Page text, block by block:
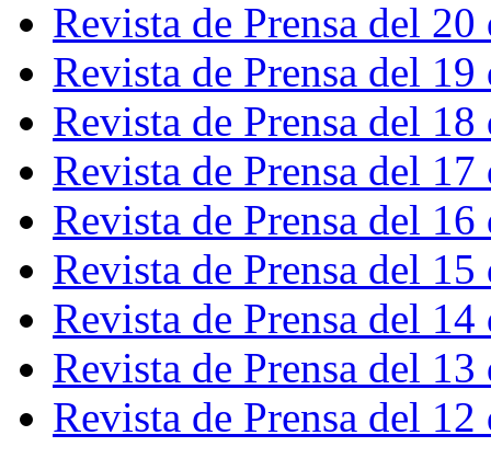
Revista de Prensa del
Revista de Prensa del
Revista de Prensa del
Revista de Prensa del
Revista de Prensa del
Revista de Prensa del
Revista de Prensa del
Revista de Prensa del
Revista de Prensa del